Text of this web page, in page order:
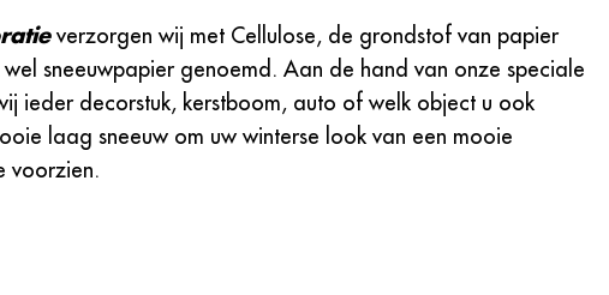
verzorgen wij met Cellulose, de grondstof van papier
sneeuwpapier genoemd. Aan de hand van onze speciale
ieder decorstuk, kerstboom, auto of welk object u ook
laag sneeuw om uw winterse look van een mooie
voorzien.